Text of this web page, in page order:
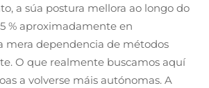
a súa postura mellora ao longo do
% aproximadamente en
mera dependencia de métodos
O que realmente buscamos aquí
a volverse máis autónomas. A